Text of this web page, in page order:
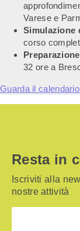
Varese e
Simulazione
corso
32 ore a
Guarda il
Resta in
Iscriviti alla
nostre attività